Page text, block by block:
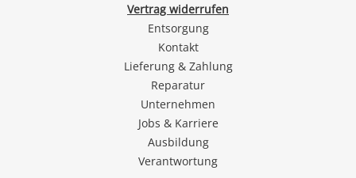
Vertrag widerrufen
Entsorgung
Kontakt
Lieferung & Zahlung
Reparatur
Unternehmen
Jobs & Karriere
Ausbildung
Verantwortung